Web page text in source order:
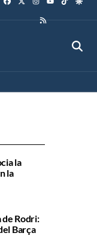
la
la
de Rodri:
Barça